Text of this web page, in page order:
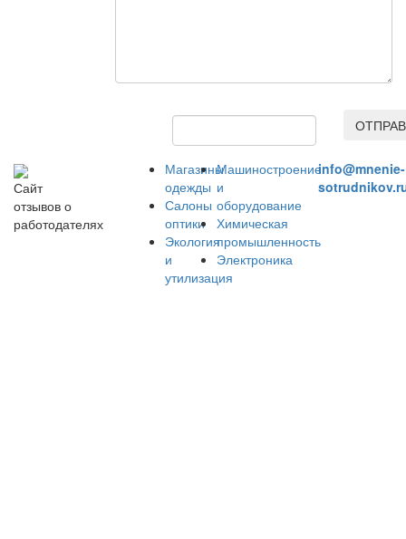
Сайт
отзывов о
работодателях
Магазины
одежды
Салоны
оптики
Экология
и
утилизация
Машиностроение
и
оборудование
Химическая
промышленность
Электроника
info@mnenie-